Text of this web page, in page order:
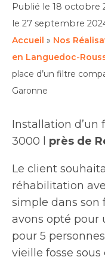
Publié le 18 octobre
le 27 septembre
Accueil » Nos
en Languedoc-
place d’un filtre
Garonne
Installation d’un
3000 l près de
Le client
réhabilitation
simple dans son
avons opté pour
pour 5
vieille fosse